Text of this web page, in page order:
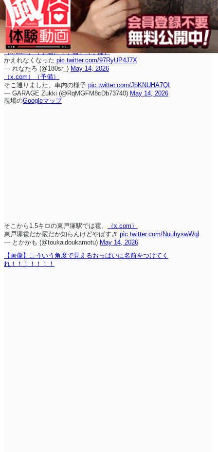
（x.com）（予備）（予備）（予備）
かえれなくなった pic.twitter.com/97RyUP4J7X
— れなたろ (@180sr_) May 14, 2026
（x.com）
（予備）
そこ通りました、車内の様子 pic.twitter.com/JbKNUHA7QI
— GARAGE Zukki (@RqMGFM8cDb73740) May 14, 2026
現場のGoogleマップ
そこから1.5キロの東戸塚駅では雹。
（x.com）
東戸塚雹だか霰だか知らんけどやばすぎ pic.twitter.com/NuuhyswWql
— とかかも (@toukaidoukamotu) May 14, 2026
【画像】こういう角度で見えるおっぱいに名前をつけてく
れ！！！！！！！